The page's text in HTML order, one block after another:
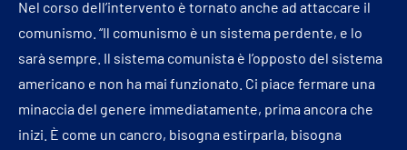
Nel corso dell’intervento è tornato anche ad attaccare il
comunismo. “Il comunismo è un sistema perdente, e lo
sarà sempre. Il sistema comunista è l’opposto del sistema
americano e non ha mai funzionato. Ci piace fermare una
minaccia del genere immediatamente, prima ancora che
inizi. È come un cancro, bisogna estirparla, bisogna